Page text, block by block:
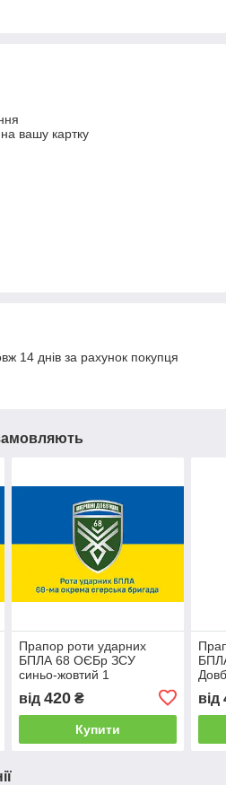
вашу картку
14 днів за рахунок покупця
Прапор роти ударних
БПЛА 68 ОЄБр ЗСУ
синьо-жовтий 1
від 420₴
Купити
від